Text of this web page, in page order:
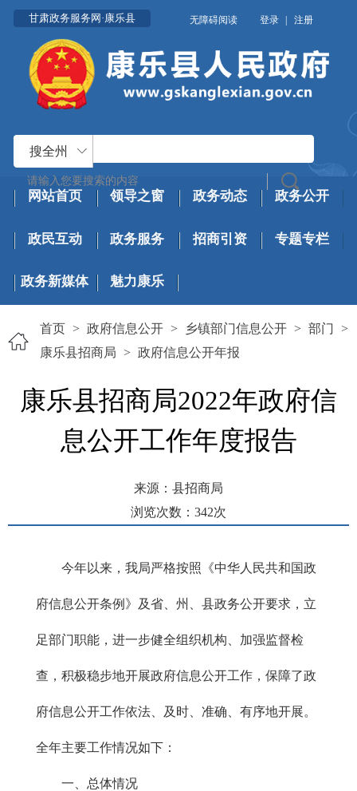
甘肃政务服务网·康乐县 无障碍阅读 登录 | 注册
搜全州
网站首页 领导之窗 政务动态 政务公开
政民互动 政务服务 招商引资 专题专栏
政务新媒体 魅力康乐
首页 > 政府信息公开 > 乡镇部门信息公开 > 部门
>
康乐县招商局 > 政府信息公开年报
康乐县招商局2022年政府信
息公开工作年度报告
来源：县招商局
浏览次数： 342次
今年以来，我局严格按照《中华人民共和国政
府信息公开条例》及省、州、县政务公开要求，立
足部门职能，进一步健全组织机构、加强监督检
查，积极稳步地开展政府信息公开工作，保障了政
府信息公开工作依法、及时、准确、有序地开展。
全年主要工作情况如下：
一、总体情况